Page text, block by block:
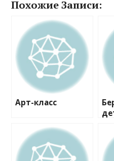
Похожие Записи:
Арт-класс